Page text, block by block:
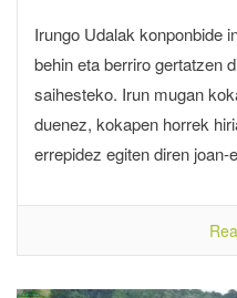
Irungo Udalak konponbide
behin eta berriro gertatzen
saihesteko. Irun mugan
duenez, kokapen horrek
errepidez egiten diren joan-